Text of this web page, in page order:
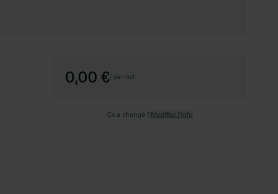
0,00 €/ par nuit
Ça a changé ?Modifier l’info